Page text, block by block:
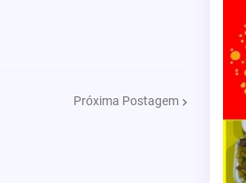
Próxima Postagem